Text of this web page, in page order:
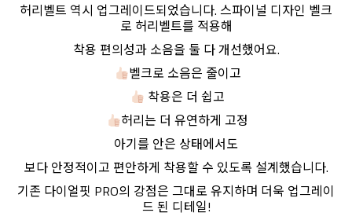
허리벨트 역시 업그레이드되었습니다. 스파이널 디자인 벨크
로 허리벨트를 적용해
착용 편의성과 소음을 둘 다 개선했어요.
벨크로 소음은 줄이고
착용은 더 쉽고
허리는 더 유연하게 고정
아기를 안은 상태에서도
보다 안정적이고 편안하게 착용할 수 있도록 설계했습니다.
기존 다이얼핏 PRO의 강점은 그대로 유지하며 더욱 업그레이
드 된 디테일!